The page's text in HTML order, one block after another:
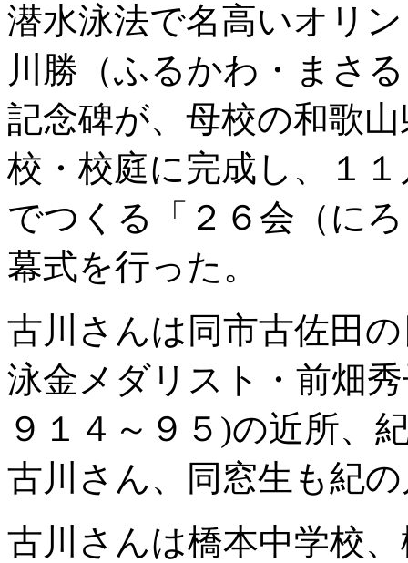
潜水泳法で名高いオリ
川勝（ふるかわ・まさ
記念碑が、母校の和歌
校・校庭に完成し、１
でつくる「２６会（に
幕式を行った。
古川さんは同市古佐田
泳金メダリスト・前畑
９１４～９５)の近所、
古川さん、同窓生も紀
古川さんは橋本中学校